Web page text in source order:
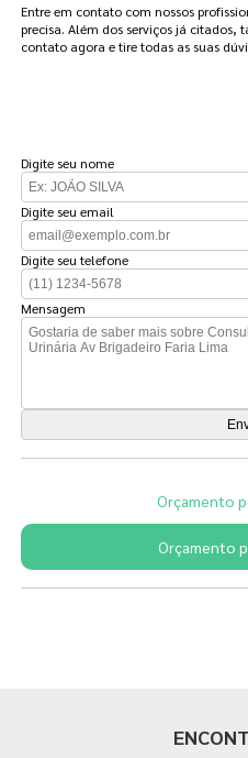
Entre em contato com nossos
precisa. Além dos serviços já citados,
contato agora e tire todas as suas
Digite seu nome
Digite seu email
Digite seu telefone
Mensagem
Orçamento
Orçamento